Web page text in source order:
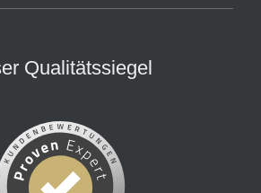
Qualitätssiegel